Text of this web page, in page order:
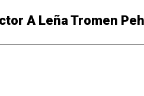
A Leña Tromen